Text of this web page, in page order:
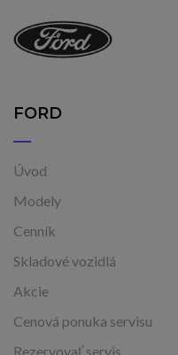
FORD
Úvod
Modely
Cenník
Skladové vozidlá
Akcie
Cenová ponuka servisu
Rezervovať servis